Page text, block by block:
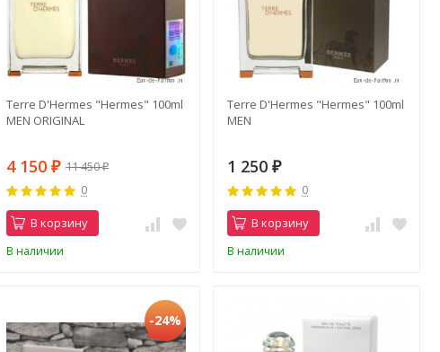
Terre D'Hermes "Hermes" 100ml
MEN ORIGINAL
4 150₽ 11 450₽
0
В корзину
В наличии
Terre D'Hermes "Hermes" 100ml
MEN
1 250 ₽
0
В корзину
В наличии
-24%